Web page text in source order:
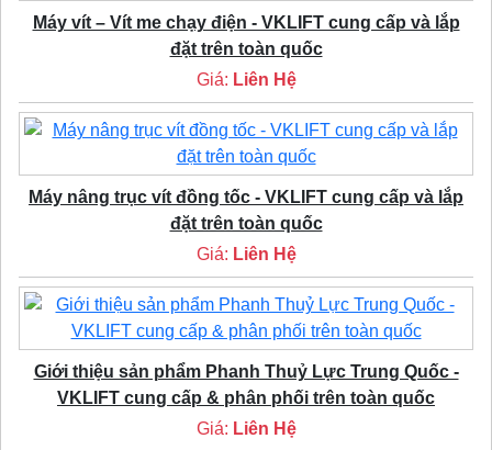
Máy vít – Vít me chạy điện - VKLIFT cung cấp và lắp
đặt trên toàn quốc
Giá: Liên Hệ
Máy nâng trục vít đồng tốc - VKLIFT cung cấp và lắp
đặt trên toàn quốc
Giá: Liên Hệ
Giới thiệu sản phẩm Phanh Thuỷ Lực Trung Quốc -
VKLIFT cung cấp & phân phối trên toàn quốc
Giá: Liên Hệ